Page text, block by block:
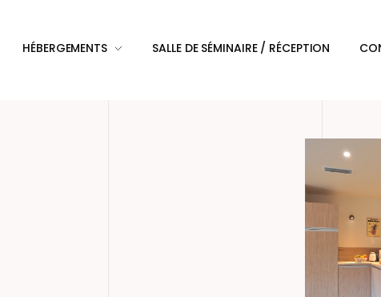
HÉBERGEMENTS SALLE DE SÉMINAIRE / RÉCEPTION